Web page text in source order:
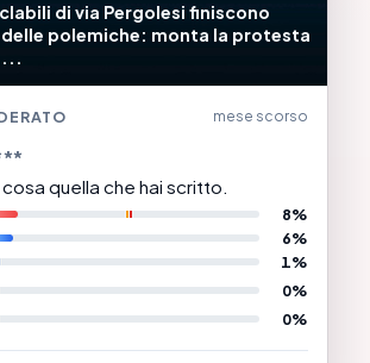
di via Pergolesi finiscono
polemiche: monta la protesta
mese scorso
quella che hai scritto.
8%
6%
1%
0%
0%